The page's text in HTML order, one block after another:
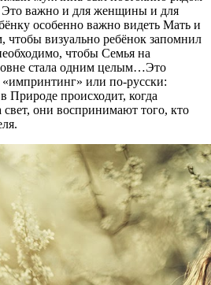
важно и для женщины и для
особенно важно видеть Мать и
чтобы визуально ребёнок запомнил
чтобы Семья на
стала одним целым…Это
или по-русски:
Природе происходит, когда
они воспринимают того, кто